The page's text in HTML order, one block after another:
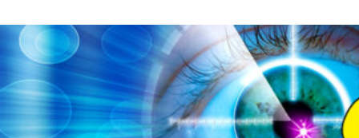
to
contentvinivida.lk